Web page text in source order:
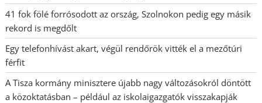
41 fok fölé forrósodott az ország, Szolnokon pedig egy másik
rekord is megdőlt
Egy telefonhívást akart, végül rendőrök vitték el a mezőtúri
férfit
A Tisza kormány minisztere újabb nagy változásokról döntött
a közoktatásban – például az iskolaigazgatók visszakapják